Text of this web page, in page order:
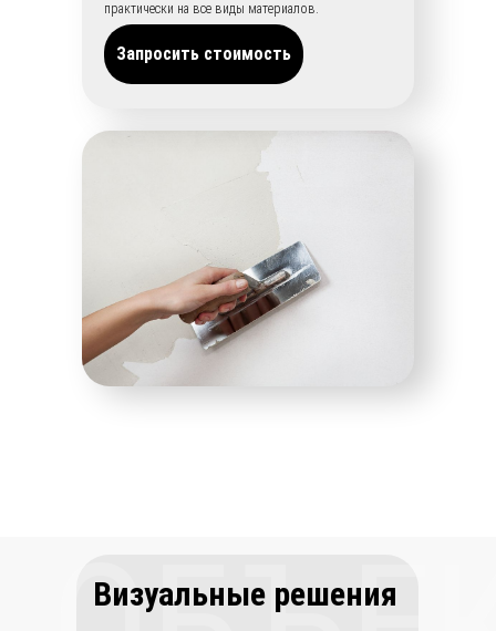
практически на все виды материалов.
Запросить стоимость
Визуальные решения